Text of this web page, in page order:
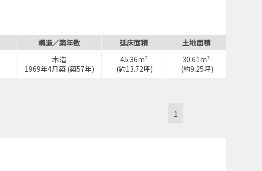
構造／築年数 延床面積 土地面積
木造
1969年4月築 (築57年)
45.36m²
(約13.72坪)
30.61m²
(約9.25坪)
1